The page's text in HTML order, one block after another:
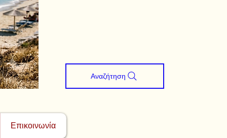
Επικοινωνία
Αναζήτηση